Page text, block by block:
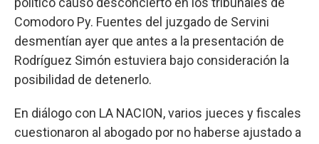
Comodoro Py. Fuentes del juzgado de Servini
desmentían ayer que antes a la presentación de
Rodríguez Simón estuviera bajo consideración la
posibilidad de detenerlo.
En diálogo con LA NACION, varios jueces y fiscales
cuestionaron al abogado por no haberse ajustado a